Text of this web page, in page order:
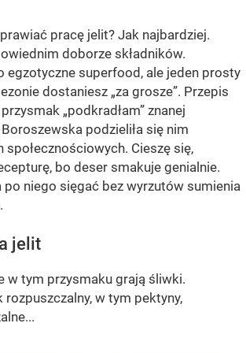
pracę jelit? Jak najbardziej.
doborze składników.
egzotyczne superfood, ale jeden prosty
dostaniesz „za grosze”. Przepis
„podkradłam” znanej
podzieliła się nim
Cieszę się,
bo deser smakuje genialnie.
po niego sięgać bez wyrzutów sumienia
jelit
w tym przysmaku grają śliwki.
rozpuszczalny, w tym pektyny,